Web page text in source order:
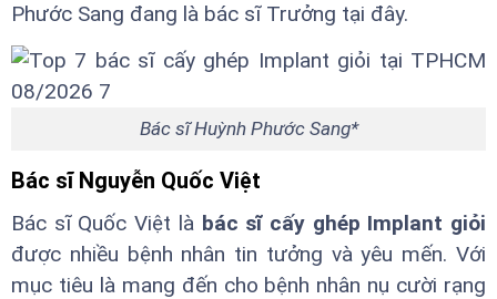
Phước Sang đang là bác sĩ Trưởng tại đây.
Bác sĩ Huỳnh Phước Sang*
Bác sĩ Nguyễn Quốc Việt
Bác sĩ Quốc Việt là bác sĩ cấy ghép Implant giỏi
được nhiều bệnh nhân tin tưởng và yêu mến. Với
mục tiêu là mang đến cho bệnh nhân nụ cười rạng